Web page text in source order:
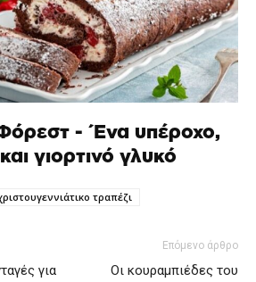
- Ένα υπέροχο,
γιορτινό γλυκό
τραπέζι
για
Επόμενο άρθρο
Οι κουραμπιέδες του